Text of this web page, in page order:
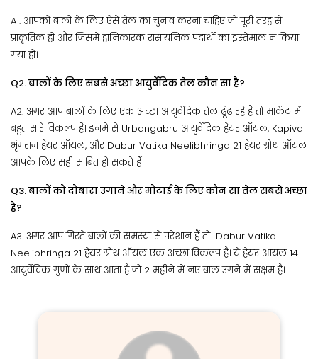
A1. आपको बालों के लिए ऐसे तेल का चुनाव करना चाहिए जो पूरी तरह से
प्राकृतिक हो और जिसमे हानिकारक रासायनिक पदार्थों का इस्तेमाल न किया
गया हो।
Q2. बालों के लिए सबसे अच्छा आयुर्वेदिक तेल कौन सा है?
A2. अगर आप बालों के लिए एक अच्छा आयुर्वेदिक तेल ढूंढ रहे हैं तो मार्केट में
बहुत सारे विकल्प हैं। इनमे से Urbangabru आयुर्वेदिक हेयर ऑयल, Kapiva
भृंगराज हेयर ऑयल, और Dabur Vatika Neelibhringa 21 हेयर ग्रोथ ऑयल
आपके लिए सही साबित हो सकते हैं।
Q3. बालों को दोबारा उगाने और मोटाई के लिए कौन सा तेल सबसे अच्छा
है?
A3. अगर आप गिरते बालों की समस्या से परेशान हैं तो Dabur Vatika
Neelibhringa 21 हेयर ग्रोथ ऑयल एक अच्छा विकल्प है। ये हेयर आयल 14
आयुर्वेदिक गुणों के साथ आता है जो 2 महीने में नए बाल उगने में सक्षम है।